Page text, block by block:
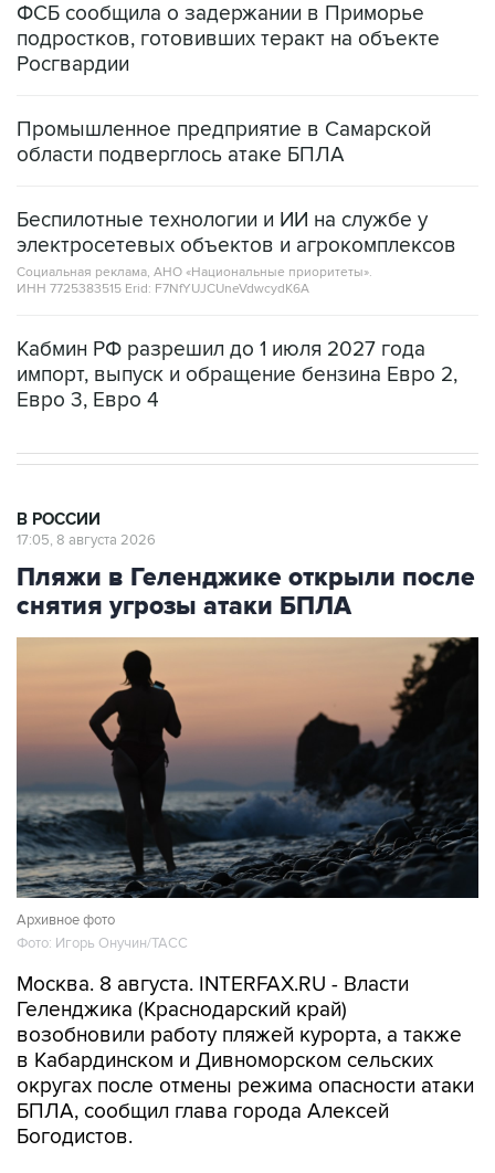
ФСБ сообщила о задержании в Приморье
подростков, готовивших теракт на объекте
Росгвардии
Промышленное предприятие в Самарской
области подверглось атаке БПЛА
Беспилотные технологии и ИИ на службе у
электросетевых объектов и агрокомплексов
Социальная реклама, АНО «Национальные приоритеты».
ИНН 7725383515 Erid: F7NfYUJCUneVdwcydK6A
Кабмин РФ разрешил до 1 июля 2027 года
импорт, выпуск и обращение бензина Евро 2,
Евро 3, Евро 4
В РОССИИ
17:05, 8 августа 2026
Пляжи в Геленджике открыли после
снятия угрозы атаки БПЛА
Архивное фото
Фото: Игорь Онучин/ТАСС
Москва. 8 августа. INTERFAX.RU - Власти
Геленджика (Краснодарский край)
возобновили работу пляжей курорта, а также
в Кабардинском и Дивноморском сельских
округах после отмены режима опасности атаки
БПЛА, сообщил глава города Алексей
Богодистов.